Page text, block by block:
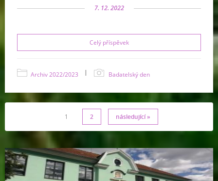
7. 12. 2022
Celý příspěvek
Archiv 2022/2023 | Badatelský den
1 2 následující »